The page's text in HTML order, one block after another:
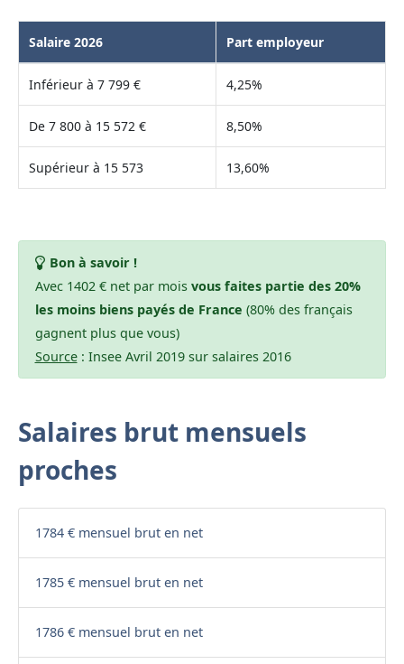
Salaire 2026 Part employeur
Inférieur à 7 799 € 4,25%
De 7 800 à 15 572 € 8,50%
Supérieur à 15 573 13,60%
Bon à savoir !
Avec 1402 € net par mois vous faites partie des 20%
les moins biens payés de France (80% des français
gagnent plus que vous)
Source: Insee Avril 2019 sur salaires 2016
Salaires brut mensuels
proches
1784 € mensuel brut en net
1785 € mensuel brut en net
1786 € mensuel brut en net